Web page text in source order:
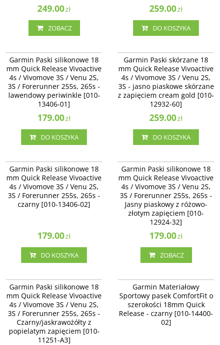
249.00zł
ZOBACZ
259.00zł
DO KOSZYKA
Garmin Paski silikonowe 18
mm Quick Release Vivoactive
4s / Vivomove 3S / Venu 2S,
3S / Forerunner 255s, 265s -
lawendowy periwinkle [010-
13406-01]
179.00zł
DO KOSZYKA
Garmin Paski skórzane 18
mm Quick Release Vivoactive
4s / Vivomove 3S / Venu 2S,
3S - jasno piaskowe skórzane
z zapięciem cream gold [010-
12932-60]
259.00zł
DO KOSZYKA
Garmin Paski silikonowe 18
mm Quick Release Vivoactive
4s / Vivomove 3S / Venu 2S,
3S / Forerunner 255s, 265s -
czarny [010-13406-02]
179.00zł
DO KOSZYKA
Garmin Paski silikonowe 18
mm Quick Release Vivoactive
4s / Vivomove 3S / Venu 2S,
3S / Forerunner 255s, 265s -
Jasny piaskowy z różowo-
złotym zapięciem [010-
12924-32]
179.00zł
ZOBACZ
Garmin Paski silikonowe 18
mm Quick Release Vivoactive
4s / Vivomove 3S / Venu 2S,
3S / Forerunner 255s, 265s -
Czarny/jaskrawożółty z
popielatym zapięciem [010-
11251-A3]
Garmin Materiałowy
Sportowy pasek ComfortFit o
szerokości 18mm Quick
Release - czarny [010-14400-
02]